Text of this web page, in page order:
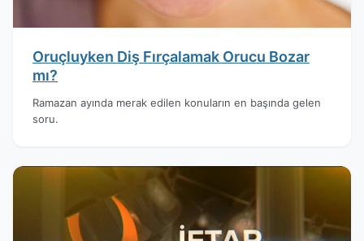
Oruçluyken Diş Fırçalamak Orucu Bozar
mı?
Ramazan ayında merak edilen konuların en başında gelen
soru.